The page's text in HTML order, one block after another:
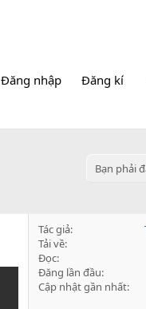
Đăng nhập Đăng kí
Bạn phải
Tác giả
Tải về
Đọc
Đăng lần đầu
Cập nhật gần nhất